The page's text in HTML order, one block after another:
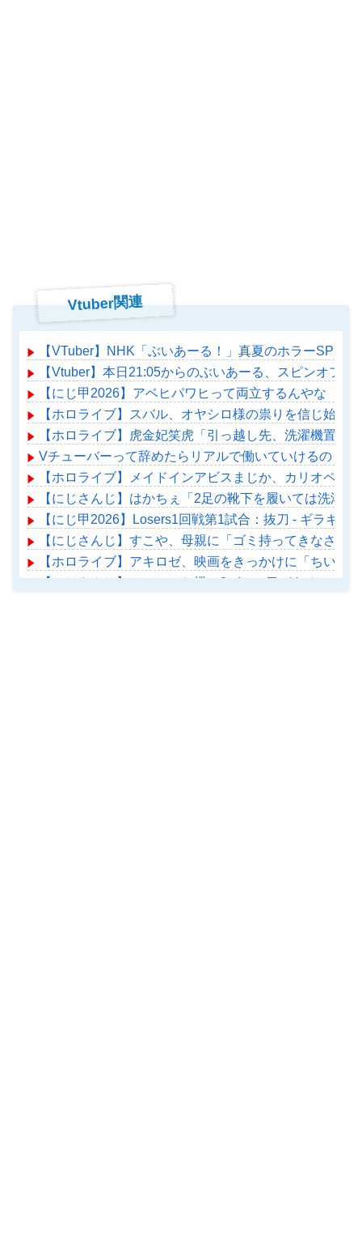
Vtuber関連
【VTuber】NHK「ぶいあーる！」真夏のホラーSPに
【Vtuber】本日21:05からのぶいあーる、スピンオフ企
【にじ甲2026】アベヒパワヒって両立するんやな
【ホロライブ】スバル、オヤシロ様の祟りを信じ始める
【ホロライブ】虎金妃笑虎「引っ越し先、洗濯機置き
Vチューバーって辞めたらリアルで働いていけるの？
【ホロライブ】メイドインアビスまじか、カリオペす
【にじさんじ】はかちぇ「2足の靴下を履いては洗濯
【にじ甲2026】Losers1回戦第1試合：抜刀 - ギラギラ
【にじさんじ】すこや、母親に「ゴミ持ってきなさ
【ホロライブ】アキロゼ、映画をきっかけに「ちい
【にじさんじ】ソフィ、お蝶に2ゲージ目があるのを確